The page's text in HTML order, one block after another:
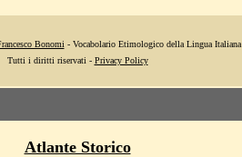
Bonomi - Vocabolario Etimologico della Lingua Italiana
Tutti i diritti riservati - Privacy Policy
Atlante Storico